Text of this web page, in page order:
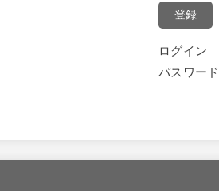
登録
ログイン
パスワー